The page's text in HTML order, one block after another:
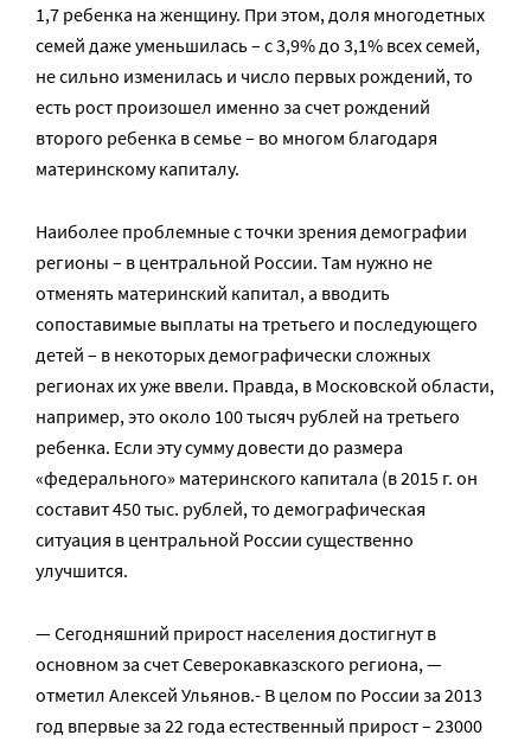
1,7 ребенка на женщину. При этом, доля многодетных
семей даже уменьшилась – с 3,9% до 3,1% всех семей,
не сильно изменилась и число первых рождений, то
есть рост произошел именно за счет рождений
второго ребенка в семье – во многом благодаря
материнскому капиталу.
Наиболее проблемные с точки зрения демографии
регионы – в центральной России. Там нужно не
отменять материнский капитал, а вводить
сопоставимые выплаты на третьего и последующего
детей – в некоторых демографически сложных
регионах их уже ввели. Правда, в Московской области,
например, это около 100 тысяч рублей на третьего
ребенка. Если эту сумму довести до размера
«федерального» материнского капитала (в 2015 г. он
составит 450 тыс. рублей, то демографическая
ситуация в центральной России существенно
улучшится.
— Сегодняшний прирост населения достигнут в
основном за счет Северокавказского региона, —
отметил Алексей Ульянов.- В целом по России за 2013
год впервые за 22 года естественный прирост – 23000